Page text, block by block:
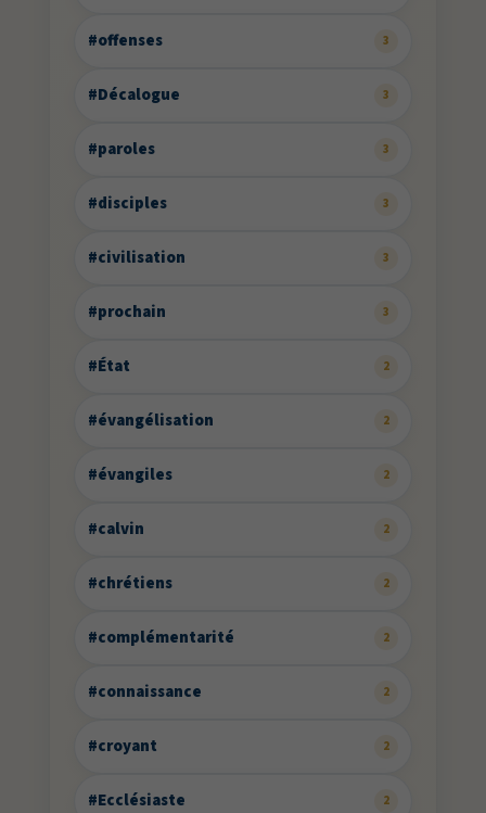
#offenses 3
#Décalogue 3
#paroles 3
#disciples 3
#civilisation 3
#prochain 3
#État 2
#évangélisation 2
#évangiles 2
#calvin 2
#chrétiens 2
#complémentarité 2
#connaissance 2
#croyant 2
#Ecclésiaste 2